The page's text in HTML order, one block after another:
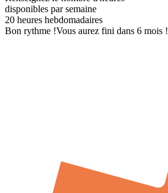
disponibles par semaine
20 heures hebdomadaires
Bon rythme !Vous aurez fini dans 6 mois !